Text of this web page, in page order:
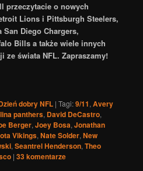
przeczytacie o nowych
Lions i Pittsburgh Steelers,
Diego Chargers,
Bills a także wiele innych
ze świata NFL. Zapraszamy!
dobry NFL |Tagi:9/11,Avery
panthers, David DeCastro,
Berger,Joey Bosa,Jonathan
Vikings,Nate Solder,New
,Seantrel Henderson,Theo
|33komentarze